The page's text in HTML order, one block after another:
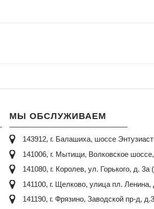
МЫ ОБСЛУЖИВАЕМ
143912, г. Балашиха, шоссе
141006, г. Мытищи, Волковское
141080, г. Королев, ул. Горького, д.
141100, г. Щелково, улица пл.
141190, г. Фрязино, Заводской пр-д, д.3